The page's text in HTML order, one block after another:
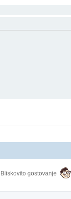
Bliskovito gostovanje